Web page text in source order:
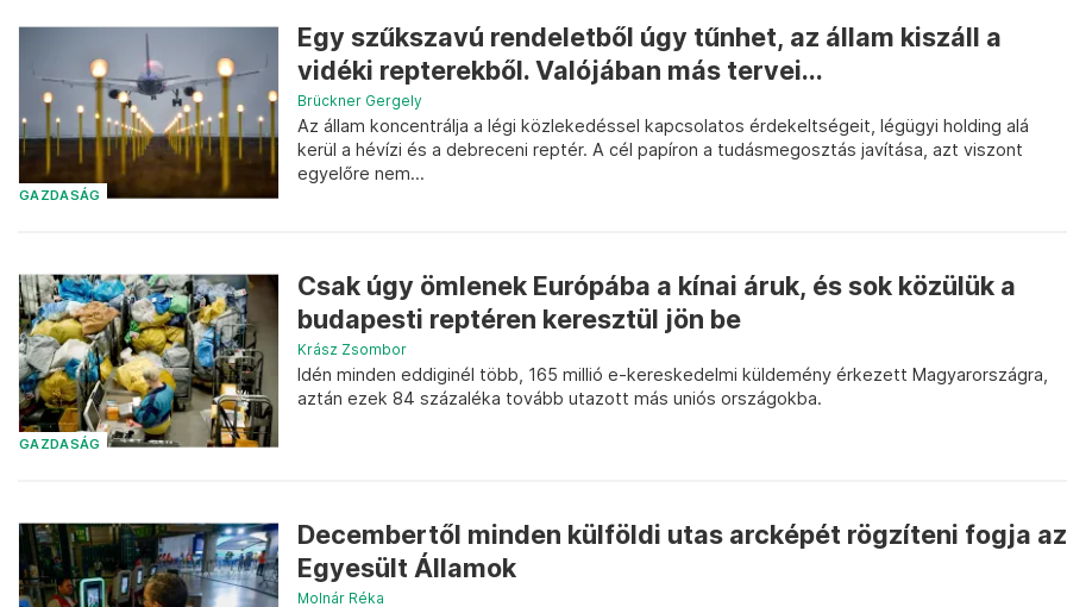
GAZDASÁG
Egy szűkszavú rendeletből úgy tűnhet, az állam kiszáll a
vidéki repterekből. Valójában más tervei...
Brückner Gergely
Az állam koncentrálja a légi közlekedéssel kapcsolatos érdekeltségeit, légügyi holding alá
kerül a hévízi és a debreceni reptér. A cél papíron a tudásmegosztás javítása, azt viszont
egyelőre nem...
GAZDASÁG
Csak úgy ömlenek Európába a kínai áruk, és sok közülük a
budapesti reptéren keresztül jön be
Krász Zsombor
Idén minden eddiginél több, 165 millió e-kereskedelmi küldemény érkezett Magyarországra,
aztán ezek 84 százaléka tovább utazott más uniós országokba.
Decembertől minden külföldi utas arcképét rögzíteni fogja az
Egyesült Államok
Molnár Réka